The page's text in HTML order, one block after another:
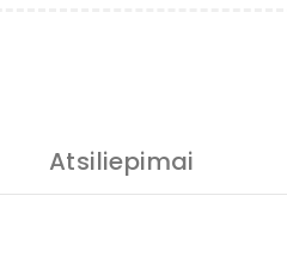
Atsiliepimai